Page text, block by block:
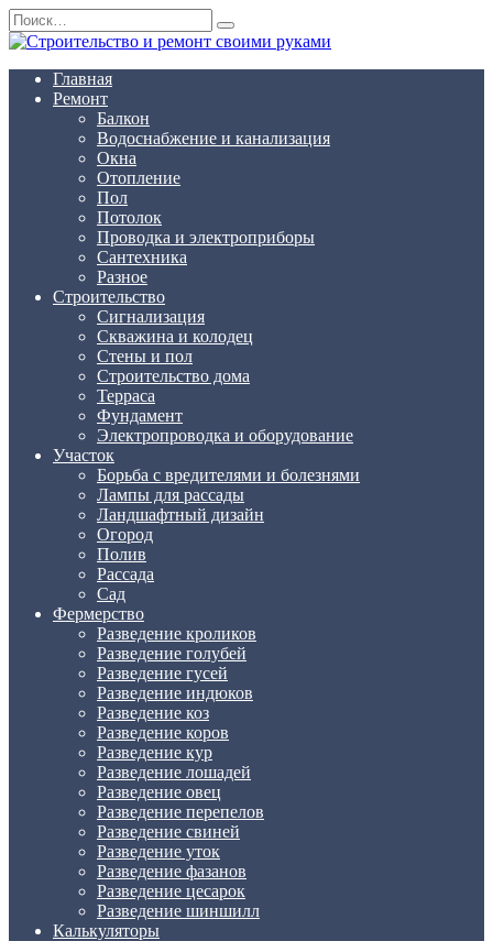
Перейти
к
содержанию
Search
for:
Главная
Ремонт
Балкон
Водоснабжение и канализация
Окна
Отопление
Пол
Потолок
Проводка и электроприборы
Сантехника
Разное
Строительство
Сигнализация
Скважина и колодец
Стены и пол
Строительство дома
Терраса
Фундамент
Электропроводка и оборудование
Участок
Борьба с вредителями и болезнями
Лампы для рассады
Ландшафтный дизайн
Огород
Полив
Рассада
Сад
Фермерство
Разведение кроликов
Разведение голубей
Разведение гусей
Разведение индюков
Разведение коз
Разведение коров
Разведение кур
Разведение лошадей
Разведение овец
Разведение перепелов
Разведение свиней
Разведение уток
Разведение фазанов
Разведение цесарок
Разведение шиншилл
Калькуляторы